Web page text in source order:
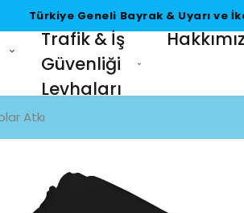
Türkiye Geneli Bayrak & Uyarı ve
Trafik & İş
Güvenliği
Levhaları
Atkı